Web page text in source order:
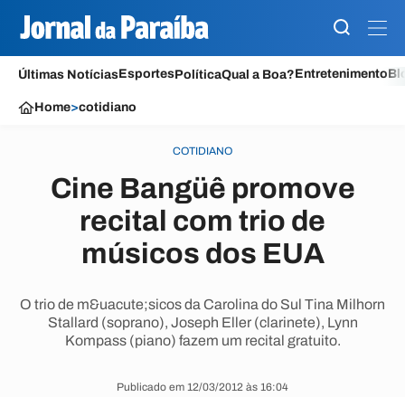
Últimas NotíciasEsportesPolíticaQual a Boa?Entretenimento
Home>cotidiano
COTIDIANO
Cine Bangüê promove
recital com trio de
músicos dos EUA
O trio de m&uacute;sicos da Carolina do Sul Tina Milhorn
Stallard (soprano), Joseph Eller (clarinete), Lynn
Kompass (piano) fazem um recital gratuito.
Publicado em 12/03/2012 às 16:04